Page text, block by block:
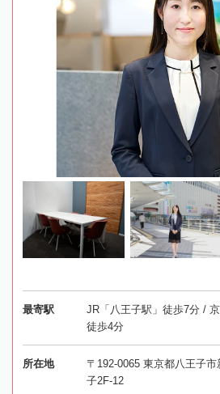
最寄駅
JR「八王子駅」徒歩7分 /
徒歩4分
所在地
〒192-0065 東京都八王子
子2F-12